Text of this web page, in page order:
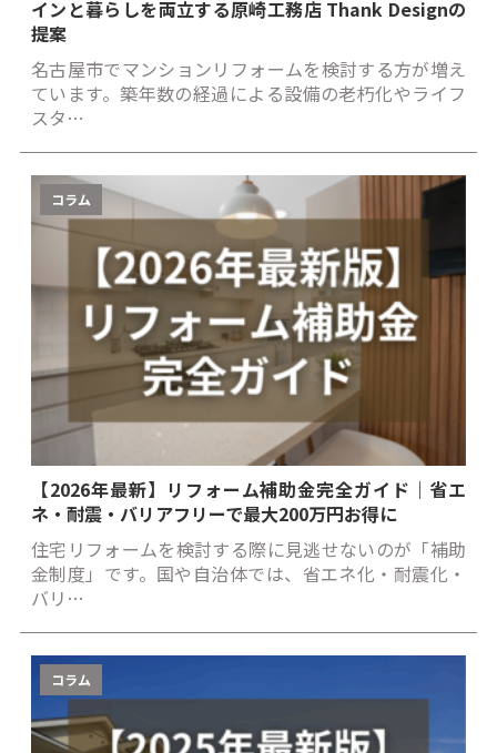
インと暮らしを両立する原崎工務店 Thank Designの
提案
名古屋市でマンションリフォームを検討する方が増え
ています。築年数の経過による設備の老朽化やライフ
スタ…
コラム
【2026年最新】リフォーム補助金完全ガイド｜省エ
ネ・耐震・バリアフリーで最大200万円お得に
住宅リフォームを検討する際に見逃せないのが「補助
金制度」です。国や自治体では、省エネ化・耐震化・
バリ…
コラム